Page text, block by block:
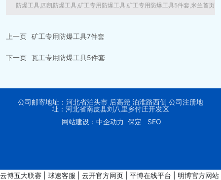
防爆工具,四凯防爆工具,矿工专用防爆工具,矿工专用防爆工具5件套,米兰首页
上一页 矿工专用防爆工具7件套
下一页 瓦工专用防爆工具5件套
公司邮寄地址：河北省泊头市 后高尧 泊淮路西侧 公司注册地
址：河北省南皮县刘八里乡付庄开发区
网站建设：中企动力 保定 SEO
云博五大联赛 球速客服 云开官方网页 平博在线平台 明博官方网站